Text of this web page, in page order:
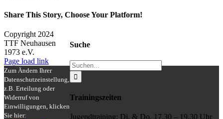
Share This Story, Choose Your Platform!
Facebook
X
Reddit
LinkedIn
WhatsApp
Tumblr
Pinterest
Vk
Xing
E-
Mail
Suche
Suche
nach:
Trainingszeiten
Jugendtraining: Di. & Do. 17.30 – 19.30 Uhr
Copyright 2024
TTF Neuhausen
1973 e.V.
Facebook
Instagram
Page load link
Zum Ändern Ihrer
Datenschutzeinstellung,
z.B. Erteilung oder
Widerruf von
Einwilligungen, klicken
Sie hier: